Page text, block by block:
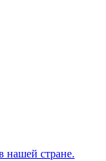
нашей стране.